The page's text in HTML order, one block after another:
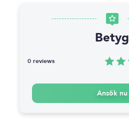
Betyg
0 reviews
Ansök nu